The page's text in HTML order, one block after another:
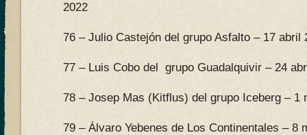
2022
76 – Julio Castejón del grupo Asfalto – 17 abril
77 – Luis Cobo del grupo Guadalquivir – 24
78 – Josep Mas (Kitflus) del grupo Iceberg – 1
79 – Álvaro Yebenes de Los Continentales – 8